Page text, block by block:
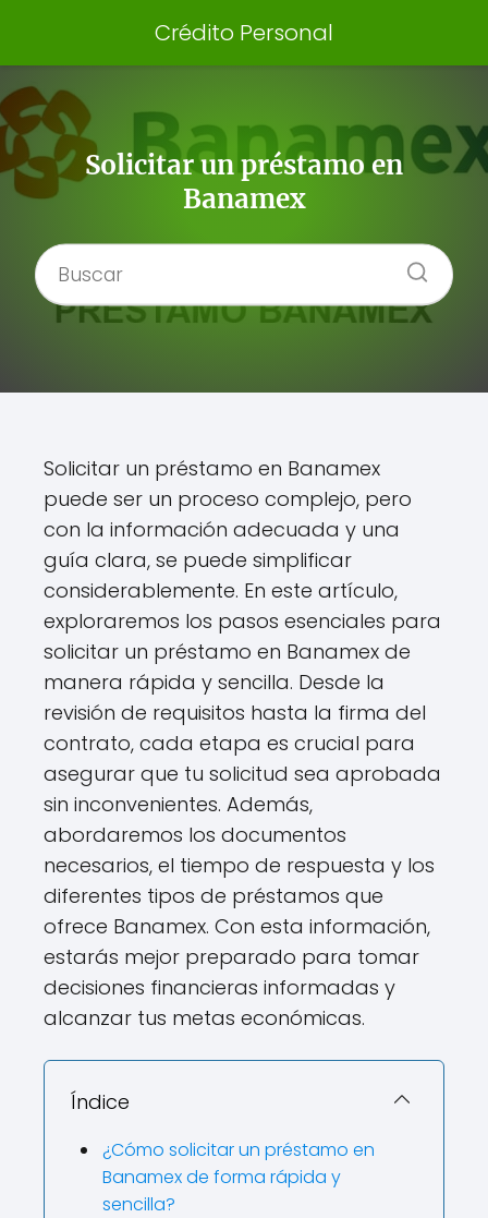
Crédito Personal
Solicitar un préstamo en
Banamex
Solicitar un préstamo en Banamex
puede ser un proceso complejo, pero
con la información adecuada y una
guía clara, se puede simplificar
considerablemente. En este artículo,
exploraremos los pasos esenciales para
solicitar un préstamo en Banamex de
manera rápida y sencilla. Desde la
revisión de requisitos hasta la firma del
contrato, cada etapa es crucial para
asegurar que tu solicitud sea aprobada
sin inconvenientes. Además,
abordaremos los documentos
necesarios, el tiempo de respuesta y los
diferentes tipos de préstamos que
ofrece Banamex. Con esta información,
estarás mejor preparado para tomar
decisiones financieras informadas y
alcanzar tus metas económicas.
Índice
¿Cómo solicitar un préstamo en
Banamex de forma rápida y
sencilla?